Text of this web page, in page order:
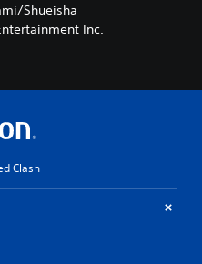
Shueisha
Inc.
Clash